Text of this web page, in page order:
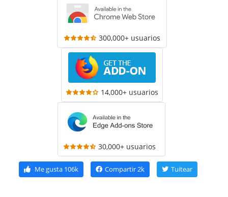
300,000+ usuarios
14,000+ usuarios
30,000+ usuarios
Me gusta106k Compartir2k Tuitear